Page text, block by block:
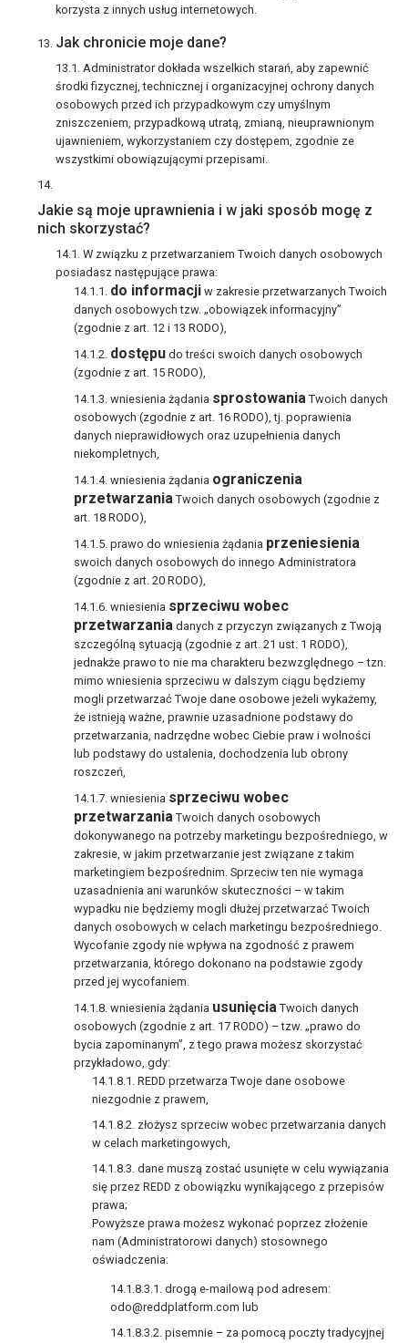
korzysta z innych usług internetowych.
Jak chronicie moje dane?
Administrator dokłada wszelkich starań, aby zapewnić
środki fizycznej, technicznej i organizacyjnej ochrony danych
osobowych przed ich przypadkowym czy umyślnym
zniszczeniem, przypadkową utratą, zmianą, nieuprawnionym
ujawnieniem, wykorzystaniem czy dostępem, zgodnie ze
wszystkimi obowiązującymi przepisami.
Jakie są moje uprawnienia i w jaki sposób mogę z
nich skorzystać?
W związku z przetwarzaniem Twoich danych osobowych
posiadasz następujące prawa:
do informacjiw zakresie przetwarzanych Twoich
danych osobowych tzw. „obowiązek informacyjny”
(zgodnie z art. 12 i 13 RODO),
dostępudo treści swoich danych osobowych
(zgodnie z art. 15 RODO),
wniesienia żądania sprostowania Twoich danych
osobowych (zgodnie z art. 16 RODO), tj. poprawienia
danych nieprawidłowych oraz uzupełnienia danych
niekompletnych,
wniesienia żądania ograniczenia
przetwarzania Twoich danych osobowych (zgodnie z
art. 18 RODO),
prawo do wniesienia żądania przeniesienia
swoich danych osobowych do innego Administratora
(zgodnie z art. 20 RODO),
wniesienia sprzeciwu wobec
przetwarzania danych z przyczyn związanych z Twoją
szczególną sytuacją (zgodnie z art. 21 ust. 1 RODO),
jednakże prawo to nie ma charakteru bezwzględnego – tzn.
mimo wniesienia sprzeciwu w dalszym ciągu będziemy
mogli przetwarzać Twoje dane osobowe jeżeli wykażemy,
że istnieją ważne, prawnie uzasadnione podstawy do
przetwarzania, nadrzędne wobec Ciebie praw i wolności
lub podstawy do ustalenia, dochodzenia lub obrony
roszczeń,
wniesienia sprzeciwu wobec
przetwarzania Twoich danych osobowych
dokonywanego na potrzeby marketingu bezpośredniego, w
zakresie, w jakim przetwarzanie jest związane z takim
marketingiem bezpośrednim. Sprzeciw ten nie wymaga
uzasadnienia ani warunków skuteczności – w takim
wypadku nie będziemy mogli dłużej przetwarzać Twoich
danych osobowych w celach marketingu bezpośredniego.
Wycofanie zgody nie wpływa na zgodność z prawem
przetwarzania, którego dokonano na podstawie zgody
przed jej wycofaniem.
wniesienia żądania usunięcia Twoich danych
osobowych (zgodnie z art. 17 RODO) – tzw. „prawo do
bycia zapominanym”, z tego prawa możesz skorzystać
przykładowo, gdy:
REDD przetwarza Twoje dane osobowe
niezgodnie z prawem,
złożysz sprzeciw wobec przetwarzania danych
w celach marketingowych,
dane muszą zostać usunięte w celu wywiązania
się przez REDD z obowiązku wynikającego z przepisów
prawa;
Powyższe prawa możesz wykonać poprzez złożenie
nam (Administratorowi danych) stosownego
oświadczenia:
drogą e-mailową pod adresem:
odo@reddplatform.com lub
pisemnie – za pomocą poczty tradycyjnej